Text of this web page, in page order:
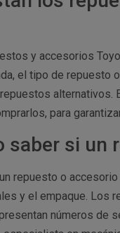
y accesorios
el tipo de repuesto
alternativos.
para
saber si un
repuesto o
y el empaque. Los
números de